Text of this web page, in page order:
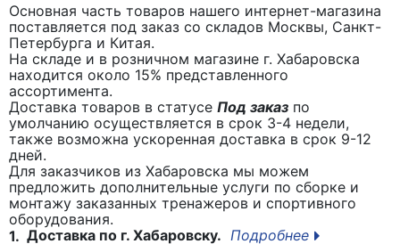
Основная часть товаров нашего интернет-магазина
поставляется под заказ со складов Москвы, Санкт-
Петербурга и Китая.
На складе и в розничном магазине г. Хабаровска
находится около 15% представленного
ассортимента.
Доставка товаров в статусе Под заказ по
умолчанию осуществляется в срок 3-4 недели,
также возможна ускоренная доставка в срок 9-12
дней.
Для заказчиков из Хабаровска мы можем
предложить дополнительные услуги по сборке и
монтажу заказанных тренажеров и спортивного
оборудования.
1. Доставка по г. Хабаровску. Подробнее